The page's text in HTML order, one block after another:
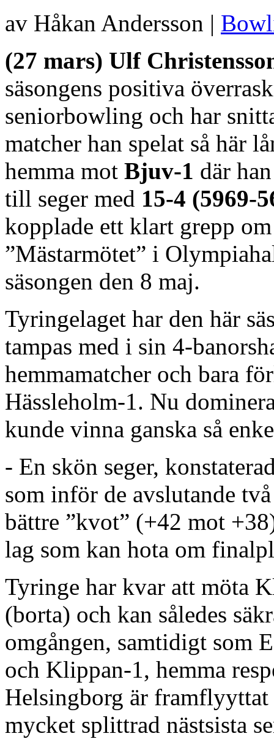
av Håkan Andersson |
(27 mars) Ulf
säsongens positiva
seniorbowling och har
matcher han spelat så här
hemma mot Bjuv-1 där
till seger med 15-4 (5969-
kopplade ett klart grepp
”Mästarmötet” i
säsongen den 8 maj.
Tyringelaget har den här
tampas med i sin 4-
hemmamatcher och bara
Hässleholm-1. Nu
kunde vinna ganska så
- En skön seger,
som inför de avslutande
bättre ”kvot” (+42 mot
lag som kan hota om
Tyringe har kvar att möta
(borta) och kan således
omgången, samtidigt som
och Klippan-1, hemma
Helsingborg är framflyyttat
mycket splittrad nästsista